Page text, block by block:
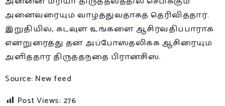
அனைவரையும் வாழ்த்துவதாகத் தெரிவித்தார்.
இறுதியில், கடவுள் உங்களை ஆசிர்வதிப்பாராக
என்றுரைத்து தன் அப்போஸ்தலிக்க ஆசிரையும்
அளித்தார் திருத்தந்தை பிரான்சிஸ்.
Source: New feed
Post Views: 276